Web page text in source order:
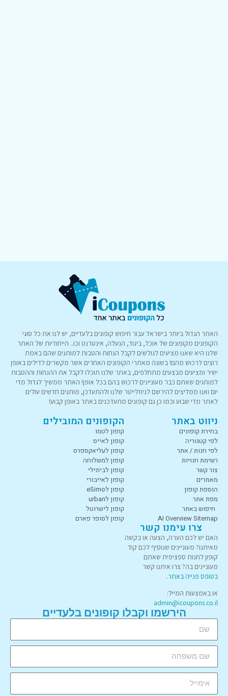
האתר הגדול ביותר בישראל עבור חיפוש קופונים בלעדיים, יש לנו את כל סוגי
הקופונים מקופונים של אוכל, ביגוד, הנעלה, אינטרנט וכו.. הייחודיות של האתר
שלנו היא שאנו מציעים לגולשים לקבל הנחות והטבות למותגים שהם באמת
רוצים לרכוש מהם! בשונה מאתרי הקופונים האחרים אשר מקשרים לדילים באופן
ישיר ומציעים מבצעים מתחלפים, באתר שלנו תוכלו לקבל את ההנחות וההטבות
למותגים שאתם כבר מעוניינים לרכוש בהם בכל אופן! האתר ממשיך לגדול מדי
יום ואנו ממליצים להירשם לניוזלייטר שלנו ולהתעדכן, מותגים חדשים עולים
לאתר מדי שבוע וכמו כן גם קופונים מתעדכנים באתר באופן קבוע!
ניווט באתר
בחירת קופונים
לפי קטגוריה
לפי חנות / אתר
רשימת חנויות
צור קשר
מאמרים
הוספת קופון
מפת אתר
חיפוש באתר
AI Overview Sitemap
הקופונים המובילים
קופון לטמו
קופון לאייס
קופון לעליאקספרס
קופון למשלוחה
קופון לביתילי
קופון לאייבורי
קופון לeSimo
קופון לurban
קופון לישרוטל
קופון לסופר פארם
צרו עימנו קשר
האם יש לכם הערה, הצעה או בקשה
מאיתנו? מעוניינים שנוסיף לכם קוד
קופון לחנות ספציפית שאתם
מעוניינים בה? צרו איתנו קשר
בטופס פנייה באתר.
או באמצעות המייל:
admin@icoupons.co.il
הירשמו וקבלו קופונים בלעדיים